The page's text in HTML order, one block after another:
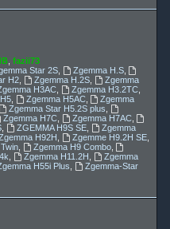
fazii73
Star 2S, Zgemma H.S,
H2, Zgemma H.2S,
Zgemma
H3AC, Zgemma H3.2TC,
, Zgemma H5AC,
Zgemma
Zgemma Star H5.2S plus
Zgemma H7C, Zgemma H7AC,
, ZGEMMA H9S SE,
Zgemma
H92H Zgemme H9.2H SE,
, Zgemma H9 Combo,
Zgemma H11.2H
Zgemma
H55i Plus
Zgemma-Star